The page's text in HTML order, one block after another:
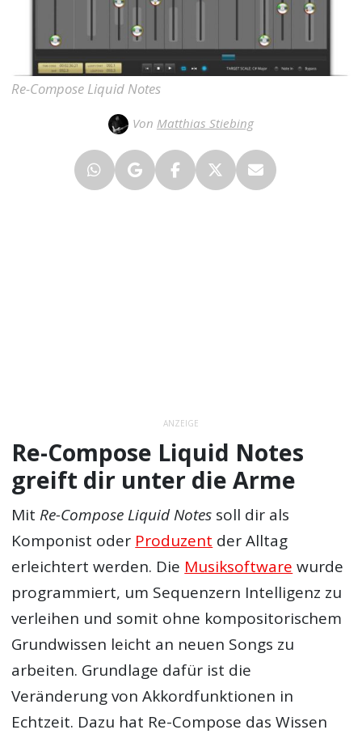
Re-Compose Liquid Notes
Von Matthias Stiebing
ANZEIGE
Re-Compose Liquid Notes
greift dir unter die Arme
Mit Re-Compose Liquid Notes soll dir als
Komponist oder Produzent der Alltag
erleichtert werden. Die Musiksoftware wurde
programmiert, um Sequenzern Intelligenz zu
verleihen und somit ohne kompositorischem
Grundwissen leicht an neuen Songs zu
arbeiten. Grundlage dafür ist die
Veränderung von Akkordfunktionen in
Echtzeit. Dazu hat Re-Compose das Wissen